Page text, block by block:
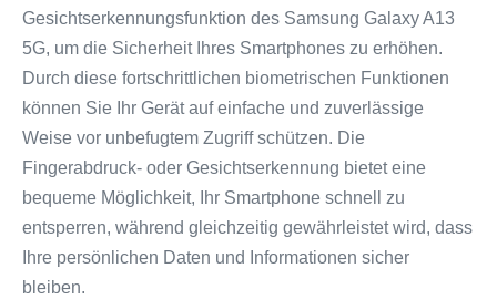
Gesichtserkennungsfunktion des Samsung Galaxy A13
5G, um die Sicherheit Ihres Smartphones zu erhöhen.
Durch diese fortschrittlichen biometrischen Funktionen
können Sie Ihr Gerät auf einfache und zuverlässige
Weise vor unbefugtem Zugriff schützen. Die
Fingerabdruck- oder Gesichtserkennung bietet eine
bequeme Möglichkeit, Ihr Smartphone schnell zu
entsperren, während gleichzeitig gewährleistet wird, dass
Ihre persönlichen Daten und Informationen sicher
bleiben.